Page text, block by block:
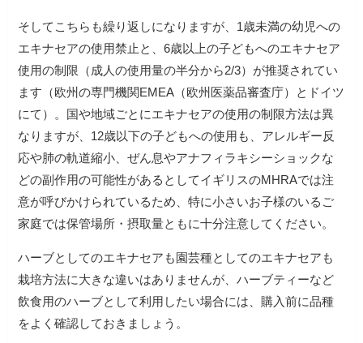
そしてこちらも繰り返しになりますが、1歳未満の幼児への
エキナセアの使用禁止と、6歳以上の子どもへのエキナセア
使用の制限（成人の使用量の半分から2/3）が推奨されてい
ます（欧州の専門機関EMEA（欧州医薬品審査庁）とドイツ
にて）。国や地域ごとにエキナセアの使用の制限方法は異
なりますが、12歳以下の子どもへの使用も、アレルギー反
応や肺の軌道縮小、ぜん息やアナフィラキシーショックな
どの副作用の可能性があるとしてイギリスのMHRAでは注
意が呼びかけられているため、特に小さいお子様のいるご
家庭では保管場所・摂取量ともに十分注意してください。
ハーブとしてのエキナセアも園芸種としてのエキナセアも
栽培方法に大きな違いはありませんが、ハーブティーなど
飲食用のハーブとして利用したい場合には、購入前に品種
をよく確認しておきましょう。